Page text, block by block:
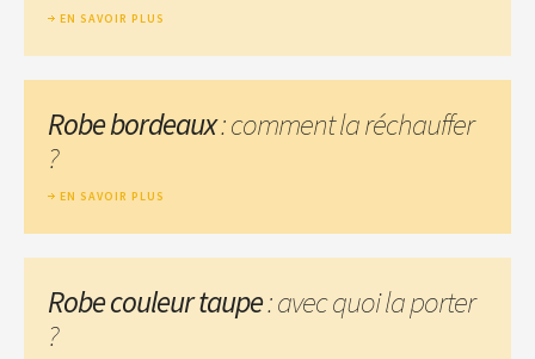
EN SAVOIR PLUS
Robe bordeaux: comment la réchauffer
?
EN SAVOIR PLUS
Robe couleur taupe: avec quoi la porter
?